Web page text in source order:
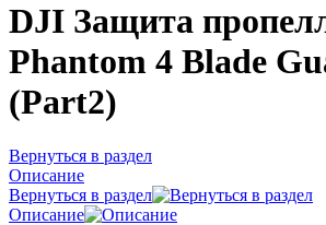
DJI Защита
Phantom 4 Blade
(Part2)
Вернуться в раздел
Описание
Вернуться в раздел
Описание